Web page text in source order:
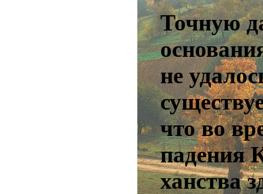
Точную
не
что во
падения
ханства